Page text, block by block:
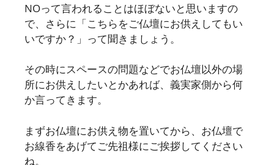
NOって言われることはほぼないと思いますの
で、さらに「こちらをご仏壇にお供えしてもい
いですか？」って聞きましょう。
その時にスペースの問題などでお仏壇以外の場
所にお供えしたいとかあれば、義実家側から何
か言ってきます。
まずお仏壇にお供え物を置いてから、お仏壇で
お線香をあげてご先祖様にご挨拶してください
ね。